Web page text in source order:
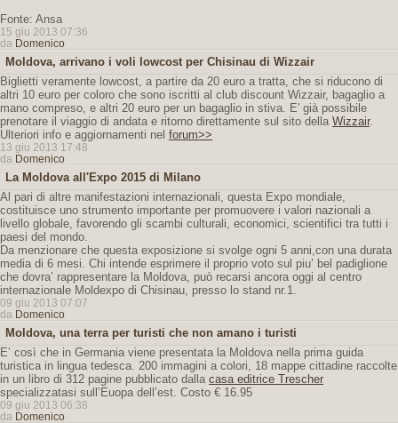
Fonte: Ansa
15 giu 2013 07:36
da Domenico
Moldova, arrivano i voli lowcost per Chisinau di Wizzair
Biglietti veramente lowcost, a partire da 20 euro a tratta, che si riducono di
altri 10 euro per coloro che sono iscritti al club discount Wizzair, bagaglio a
mano compreso, e altri 20 euro per un bagaglio in stiva. E' già possibile
prenotare il viaggio di andata e ritorno direttamente sul sito della Wizzair.
Ulteriori info e aggiornamenti nel forum>>
13 giu 2013 17:48
da Domenico
La Moldova all'Expo 2015 di Milano
Al pari di altre manifestazioni internazionali, questa Expo mondiale,
costituisce uno strumento importante per promuovere i valori nazionali a
livello globale, favorendo gli scambi culturali, economici, scientifici tra tutti i
paesi del mondo.
Da menzionare che questa exposizione si svolge ogni 5 anni,con una durata
media di 6 mesi. Chi intende esprimere il proprio voto sul piu’ bel padiglione
che dovra’ rappresentare la Moldova, può recarsi ancora oggi al centro
internazionale Moldexpo di Chisinau, presso lo stand nr.1.
09 giu 2013 07:07
da Domenico
Moldova, una terra per turisti che non amano i turisti
E’ così che in Germania viene presentata la Moldova nella prima guida
turistica in lingua tedesca. 200 immagini a colori, 18 mappe cittadine raccolte
in un libro di 312 pagine pubblicato dalla casa editrice Trescher
specializzatasi sull’Euopa dell’est. Costo € 16.95
09 giu 2013 06:38
da Domenico